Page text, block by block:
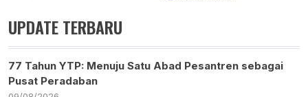
UPDATE TERBARU
77 Tahun YTP: Menuju Satu Abad Pesantren sebagai
Pusat Peradaban